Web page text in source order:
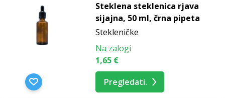
Steklena steklenica rjava
sijajna, 50 ml, črna pipeta
Stekleničke
Na zalogi
1,65 €
Pregledati.